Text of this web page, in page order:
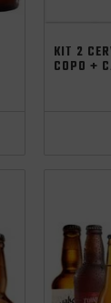
KIT 2
COPO +